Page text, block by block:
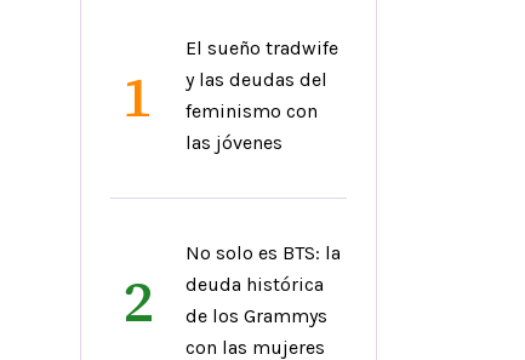
1
El sueño tradwife
y las deudas del
feminismo con
las jóvenes
2
No solo es BTS: la
deuda histórica
de los Grammys
con las mujeres